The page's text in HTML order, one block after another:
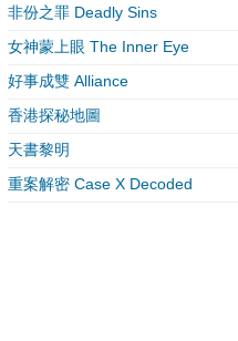
非份之罪 Deadly Sins
女神蒙上眼 The Inner Eye
好事成雙 Alliance
香港探秘地圖
天書黎明
重案解密 Case X Decoded